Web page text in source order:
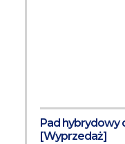
Pad hybrydowy
[Wyprzedaż]